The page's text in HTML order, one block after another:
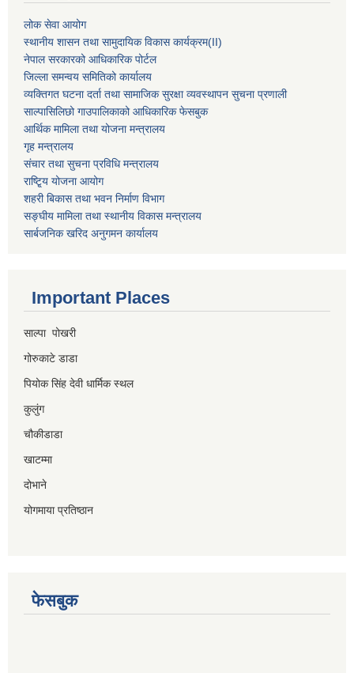
लोक सेवा आयोग
स्थानीय शासन तथा सामुदायिक विकास कार्यक्रम(II)
नेपाल सरकारको आधिकारिक पोर्टल
जिल्ला समन्वय समितिको कार्यालय
व्यक्तिगत घटना दर्ता तथा सामाजिक सुरक्षा व्यवस्थापन सुचना प्रणाली
साल्पासिलिछो गाउपालिकाको आधिकारिक फेसबुक
आर्थिक मामिला तथा योजना मन्त्रालय
गृह मन्त्रालय
संचार तथा सुचना प्रविधि मन्त्रालय
राष्टि्ृय योजना आयोग
शहरी बिकास तथा भवन निर्माण विभाग
सङ्घीय मामिला तथा स्थानीय विकास मन्त्रालय
सार्बजनिक खरिद अनुगमन कार्यालय
Important Places
साल्पा पोखरी
गोरुकाटे डाडा
पियोक सिंह देवी धार्मिक स्थल
कुलुंग
चौकीडाडा
खाटम्मा
दोभाने
योगमाया प्रतिष्ठान
फेसबुक